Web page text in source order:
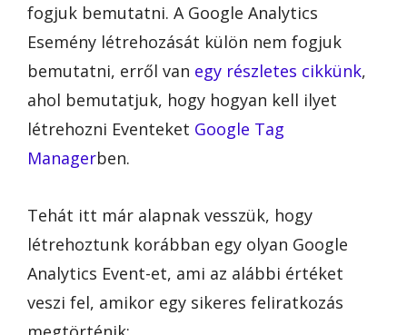
fogjuk bemutatni. A Google Analytics
Esemény létrehozását külön nem fogjuk
bemutatni, erről van egy részletes cikkünk,
ahol bemutatjuk, hogy hogyan kell ilyet
létrehozni Eventeket Google Tag
Managerben.
Tehát itt már alapnak vesszük, hogy
létrehoztunk korábban egy olyan Google
Analytics Event-et, ami az alábbi értéket
veszi fel, amikor egy sikeres feliratkozás